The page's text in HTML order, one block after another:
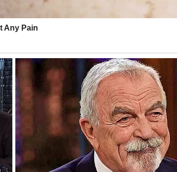
razgovora i prilika koje mogu promijeniti
i harizmom.
dana. Zvijezde vam donose ljubav,